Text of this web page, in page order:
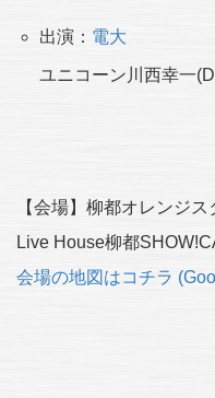
出演： 電大
ユニコーン川西幸一
【会場】柳都オレンジ
Live House柳都
会場の地図はコチラ